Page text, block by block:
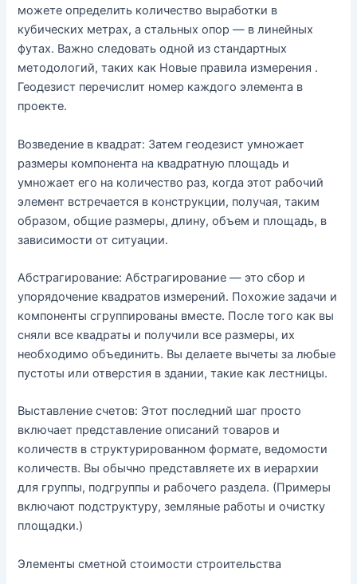
можете определить количество выработки в
кубических метрах, а стальных опор — в линейных
футах. Важно следовать одной из стандартных
методологий, таких как Новые правила измерения .
Геодезист перечислит номер каждого элемента в
проекте.
Возведение в квадрат: Затем геодезист умножает
размеры компонента на квадратную площадь и
умножает его на количество раз, когда этот рабочий
элемент встречается в конструкции, получая, таким
образом, общие размеры, длину, объем и площадь, в
зависимости от ситуации.
Абстрагирование: Абстрагирование — это сбор и
упорядочение квадратов измерений. Похожие задачи и
компоненты сгруппированы вместе. После того как вы
сняли все квадраты и получили все размеры, их
необходимо объединить. Вы делаете вычеты за любые
пустоты или отверстия в здании, такие как лестницы.
Выставление счетов: Этот последний шаг просто
включает представление описаний товаров и
количеств в структурированном формате, ведомости
количеств. Вы обычно представляете их в иерархии
для группы, подгруппы и рабочего раздела. (Примеры
включают подструктуру, земляные работы и очистку
площадки.)
Элементы сметной стоимости строительства